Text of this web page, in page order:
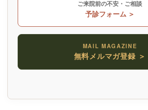
ご来院前の不安・ご相談
予診フォーム ＞
MAIL MAGAZINE
無料メルマガ登録 ＞